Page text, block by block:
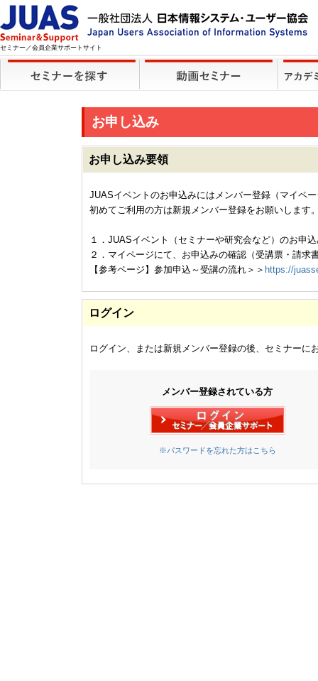
セミナー／会員企業サポートサイト
お申し込み
お申し込み要領
JUASイベントのお申込みにはメンバー登録（マイペ
初めてご利用の方は新規メンバー登録をお願いします
１．JUASイベント（セミナーや研究会など）のお申
２．マイページにて、お申込みの確認（受講票・請求
【参考ページ】参加申込～受講の流れ＞＞ https://
ログイン
ログイン、または新規メンバー登録の後、セミナーに
メンバー登録されている方
※パスワードを忘れた方はこちら